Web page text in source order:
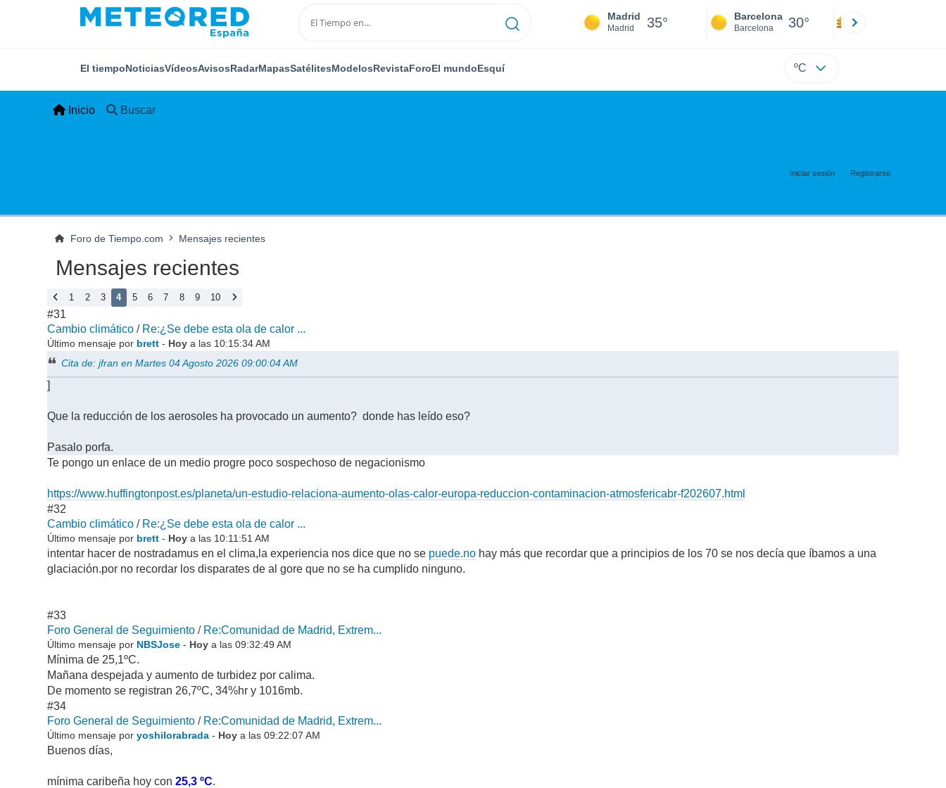
Madrid
Madrid 35° Barcelona
Barcelona 30°
El tiempoNoticiasVídeosAvisosRadarMapasSatélitesModelosRevistaForoEl mundoEsquí ºC
Inicio Buscar
Iniciar sesión Registrarse
Foro de Tiempo.com Mensajes recientes
Mensajes recientes
1 2 3 4 5 6 7 8 9 10
#31
Cambio climático / Re:¿Se debe esta ola de calor ...
Último mensaje por brett - Hoy a las 10:15:34 AM
Cita de: jfran en Martes 04 Agosto 2026 09:00:04 AM
]
Que la reducción de los aerosoles ha provocado un aumento? donde has leído eso?
Pasalo porfa.
Te pongo un enlace de un medio progre poco sospechoso de negacionismo
https://www.huffingtonpost.es/planeta/un-estudio-relaciona-aumento-olas-calor-europa-reduccion-contaminacion-atmosfericabr-f202607.html
#32
Cambio climático / Re:¿Se debe esta ola de calor ...
Último mensaje por brett - Hoy a las 10:11:51 AM
intentar hacer de nostradamus en el clima,la experiencia nos dice que no se puede.no hay más que recordar que a principios de los 70 se nos decía que íbamos a una
glaciación.por no recordar los disparates de al gore que no se ha cumplido ninguno.
#33
Foro General de Seguimiento / Re:Comunidad de Madrid, Extrem...
Último mensaje por NBSJose - Hoy a las 09:32:49 AM
Mínima de 25,1ºC.
Mañana despejada y aumento de turbidez por calima.
De momento se registran 26,7ºC, 34%hr y 1016mb.
#34
Foro General de Seguimiento / Re:Comunidad de Madrid, Extrem...
Último mensaje poryoshilorabrada - Hoy a las 09:22:07 AM
Buenos días,
mínima caribeña hoy con25,3 ºC.